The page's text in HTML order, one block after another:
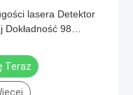
lasera Detektor
Dokładność 98
Teraz